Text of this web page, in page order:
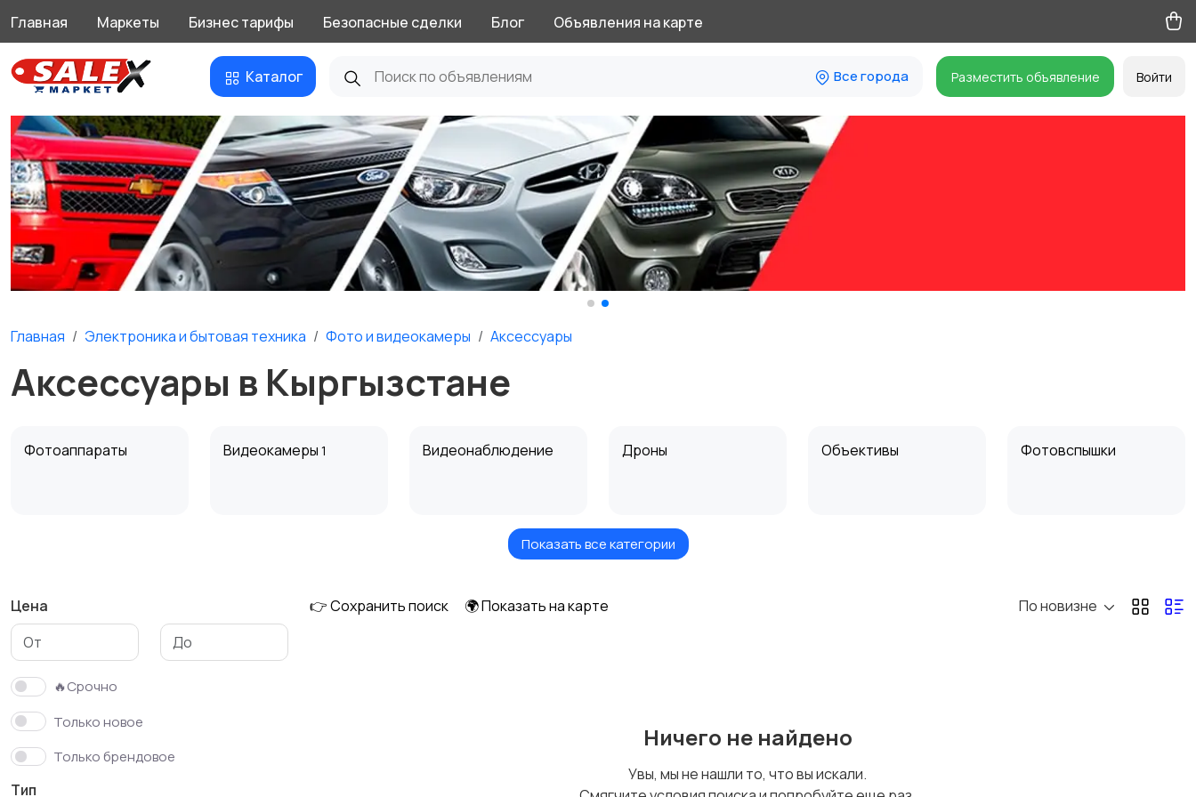
Главная Маркеты Бизнес тарифы Безопасные сделки Блог Объявления на карте
Каталог Все города Разместить объявление Войти
Главная Электроника и бытовая техника Фото и видеокамеры Аксессуары
Аксессуары в Кыргызстане
Фотоаппараты Видеокамеры 1 Видеонаблюдение Дроны Объективы Фотовспышки
Цифровые
Показать все категории
Цена
🔥Срочно
Только новое
Только брендовое
Тип
👉 Сохранить поиск 🌍 Показать на карте По новизне
Ничего не найдено
Увы, мы не нашли то, что вы искали.